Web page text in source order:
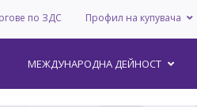
Профил на купувача
по ЗДС
МЕЖДУНАРОДНА ДЕЙНОСТ